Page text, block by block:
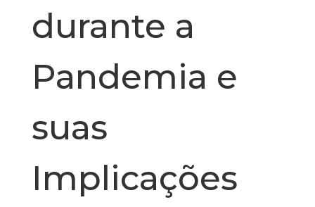
durante a
Pandemia e
suas
Implicações